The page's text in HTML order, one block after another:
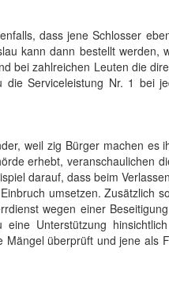
dass jene Schlosser
kann dann bestellt werden,
bei zahlreichen Leuten die
Serviceleistung Nr. 1 bei
weil zig Bürger machen es
erhebt, veranschaulichen
darauf, dass beim
umsetzen. Zusätzlich
wegen einer
Unterstützung
Mängel überprüft und jene als